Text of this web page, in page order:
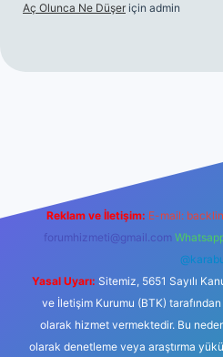
Aç Olunca Ne Düşer için admin
Reklam ve İletişim: E-mail:
forumhizmeti@gmail.com
Yasal Uyarı: Sitemiz, 5651 Sayılı
ve İletişim Kurumu (BTK) tarafından
olarak hizmet vermektedir. Bu
olarak denetleme veya araştırma